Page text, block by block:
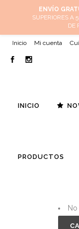
Inicio Mi cuenta
INICIO
PRODUCTOS
ENVÍO
SUPERIORES A
DE